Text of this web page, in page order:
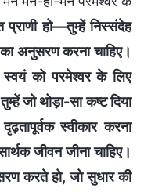
हो—तुम्हें निस्संदेह
अनुसरण करना चाहिए।
स्वयं को परमेश्वर के लिए
जो थोड़ा-सा कष्ट दिया
स्वीकार करना
जीवन जीना चाहिए।
करते हो, जो सुधार की